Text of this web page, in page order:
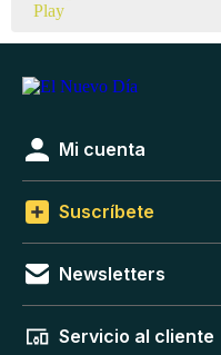
Mi cuenta
Suscríbete
Newsletters
Servicio al cliente